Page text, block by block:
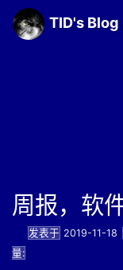
TID's Blog
周报，软
发表于 2019-11-18
量: